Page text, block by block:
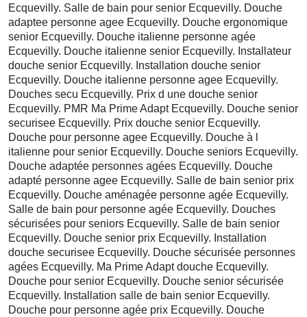
Ecquevilly. Salle de bain pour senior Ecquevilly. Douche
adaptee personne agee Ecquevilly. Douche ergonomique
senior Ecquevilly. Douche italienne personne agée
Ecquevilly. Douche italienne senior Ecquevilly. Installateur
douche senior Ecquevilly. Installation douche senior
Ecquevilly. Douche italienne personne agee Ecquevilly.
Douches secu Ecquevilly. Prix d une douche senior
Ecquevilly. PMR Ma Prime Adapt Ecquevilly. Douche senior
securisee Ecquevilly. Prix douche senior Ecquevilly.
Douche pour personne agee Ecquevilly. Douche à l
italienne pour senior Ecquevilly. Douche seniors Ecquevilly.
Douche adaptée personnes agées Ecquevilly. Douche
adapté personne agee Ecquevilly. Salle de bain senior prix
Ecquevilly. Douche aménagée personne agée Ecquevilly.
Salle de bain pour personne agée Ecquevilly. Douches
sécurisées pour seniors Ecquevilly. Salle de bain senior
Ecquevilly. Douche senior prix Ecquevilly. Installation
douche securisee Ecquevilly. Douche sécurisée personnes
agées Ecquevilly. Ma Prime Adapt douche Ecquevilly.
Douche pour senior Ecquevilly. Douche senior sécurisée
Ecquevilly. Installation salle de bain senior Ecquevilly.
Douche pour personne agée prix Ecquevilly. Douche